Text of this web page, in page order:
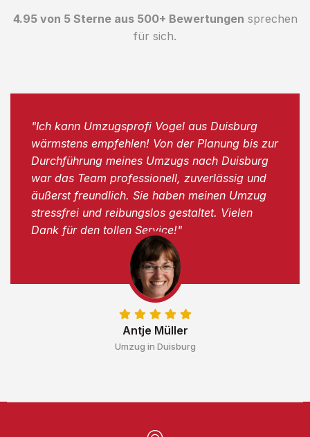
4.95 von 5 Sterne aus 500+ Bewertungen sprechen
für sich.
Antje Müller
Umzug in Duisburg
"Ich kann Umzugsprofi Vogel aus Duisburg
wärmstens empfehlen! Von der Planung bis zur
Durchführung meines Umzugs nach Duisburg
war das Team professionell, zuverlässig und
äußerst freundlich. Sie haben meinen Umzug
stressfrei und reibungslos gestaltet. Vielen
Dank für den tollen Service!"